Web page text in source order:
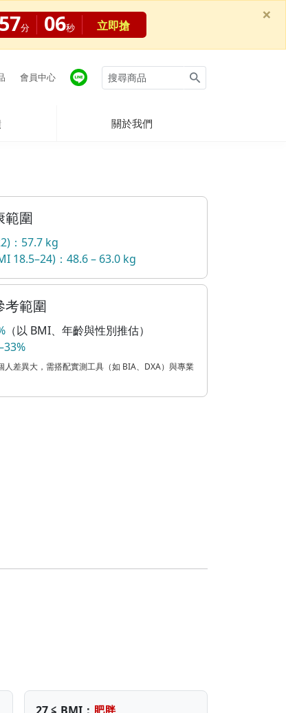
會員中心
關於我們
範圍
：57.7 kg
18.5–24)：48.6 – 63.0 kg
考範圍
（以 BMI、年齡與性別推估）
差異大，需搭配實測工具（如 BIA、DXA）與專業
57分 06秒 立即搶
×